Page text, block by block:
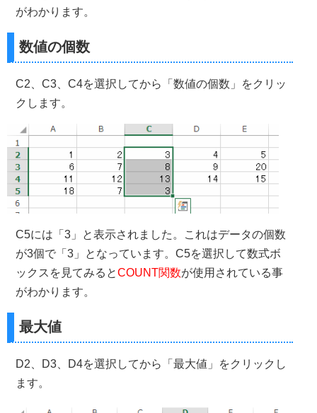
がわかります。
数値の個数
C2、C3、C4を選択してから「数値の個数」をクリッ
クします。
C5には「3」と表示されました。これはデータの個数
が3個で「3」となっています。C5を選択して数式ボ
ックスを見てみるとCOUNT関数が使用されている事
がわかります。
最大値
D2、D3、D4を選択してから「最大値」をクリックし
ます。